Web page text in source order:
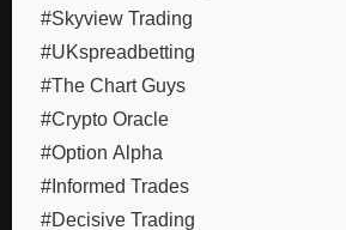
#Skyview Trading
#UKspreadbetting
#The Chart Guys
#Crypto Oracle
#Option Alpha
#Informed Trades
#Decisive Trading